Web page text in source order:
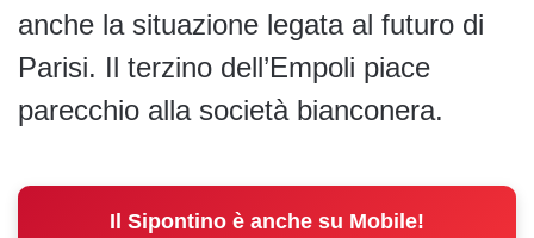
anche la situazione legata al futuro di
Parisi. Il terzino dell’Empoli piace
parecchio alla società bianconera.
Il Sipontino è anche su Mobile!